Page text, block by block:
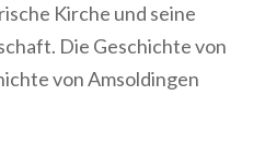
Kirche und seine
Die Geschichte von
von Amsoldingen